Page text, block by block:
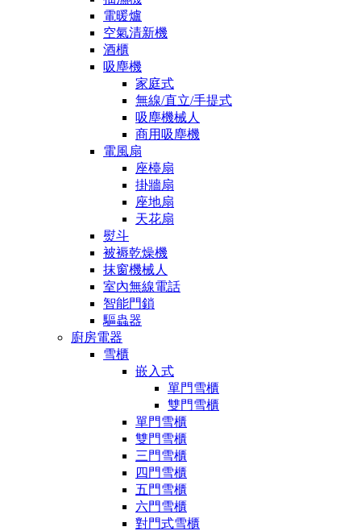
電暖爐
空氣清新機
酒櫃
吸塵機
家庭式
無線/直立/手提式
吸塵機械人
商用吸塵機
電風扇
座檯扇
掛牆扇
座地扇
天花扇
熨斗
被褥乾燥機
抹窗機械人
室內無線電話
智能門鎖
驅蟲器
廚房電器
雪櫃
嵌入式
單門雪櫃
雙門雪櫃
單門雪櫃
雙門雪櫃
三門雪櫃
四門雪櫃
五門雪櫃
六門雪櫃
對門式雪櫃